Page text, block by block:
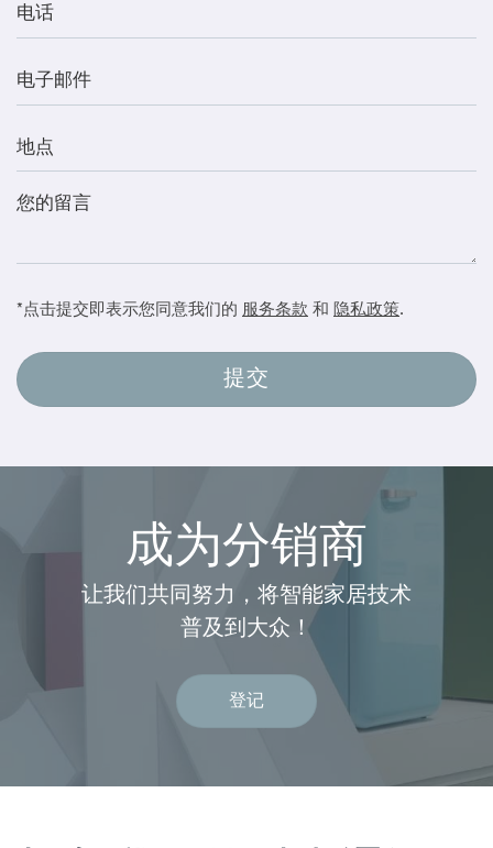
*点击提交即表示您同意我们的 服务条款 和 隐私政策.
成为分销商
让我们共同努力，将智能家居技术
普及到大众！
登记